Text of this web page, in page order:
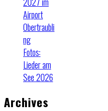
Airport
Obertraubli
ng
Fotos:
Lieder am
See 2026
Archives